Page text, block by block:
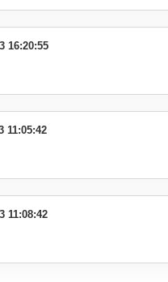
16:20:55
11:05:42
11:08:42